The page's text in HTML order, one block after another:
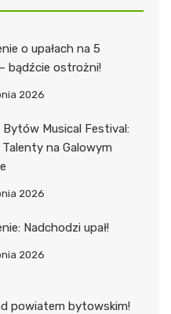
o upałach na 5
bądźcie ostrożni!
2026
Bytów Musical Festival:
Talenty na Galowym
2026
Nadchodzi upał!
2026
powiatem bytowskim!